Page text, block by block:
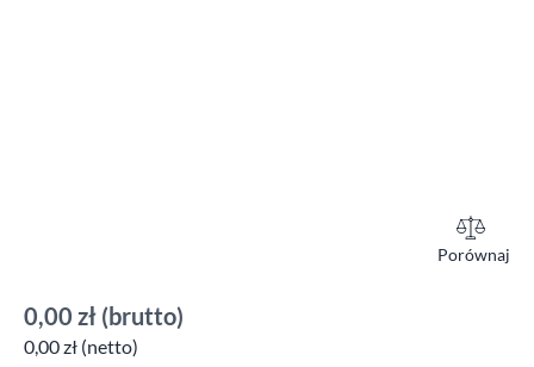
Porównaj
0,00 zł (brutto)
0,00 zł (netto)